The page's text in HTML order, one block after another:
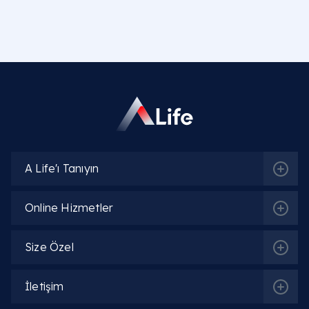
Gözün koruyucu kalkanı olan göz kapağı
Toplum sağlığını ilgilendiren göz enfeksiyonu
göz enfeksiyonu neden olur?
A Life'ı Tanıyın
Online Hizmetler
Size Özel
İletişim